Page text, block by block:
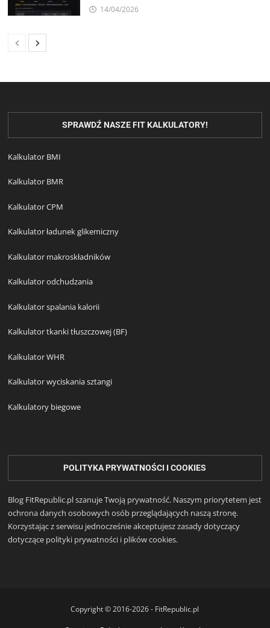
14/04/2026
SPRAWDŹ NASZE FIT KALKULATORY!
Kalkulator BMI
Kalkulator BMR
Kalkulator CPM
Kalkulator ładunek glikemiczny
Kalkulator makroskładników
Kalkulator odchudzania
Kalkulator spalania kalorii
Kalkulator tkanki tłuszczowej (BF)
Kalkulator WHR
Kalkulator wyciskania sztangi
Kalkulatory biegowe
POLITYKA PRYWATNOŚCI I COOKIES
Blog FitRepublic.pl szanuje Twoją prywatność. Naszym priorytetem jest
ochrona danych osobowych osób przeglądających naszą stronę.
Korzystając z serwisu jednocześnie akceptujesz zasady dotyczący
dotyczące polityki prywatności i plików cookies.
Copyright © 2016-2026 - FitRepublic.pl